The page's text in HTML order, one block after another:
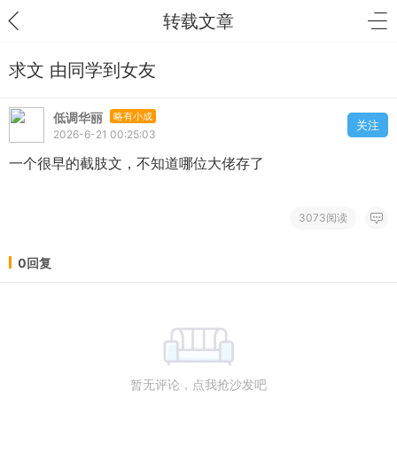
转载文章
求文 由同学到女友
低调华丽 略有小成
2026-6-21 00:25:03
关注
一个很早的截肢文，不知道哪位大佬存了
3073阅读
0回复
暂无评论，点我抢沙发吧